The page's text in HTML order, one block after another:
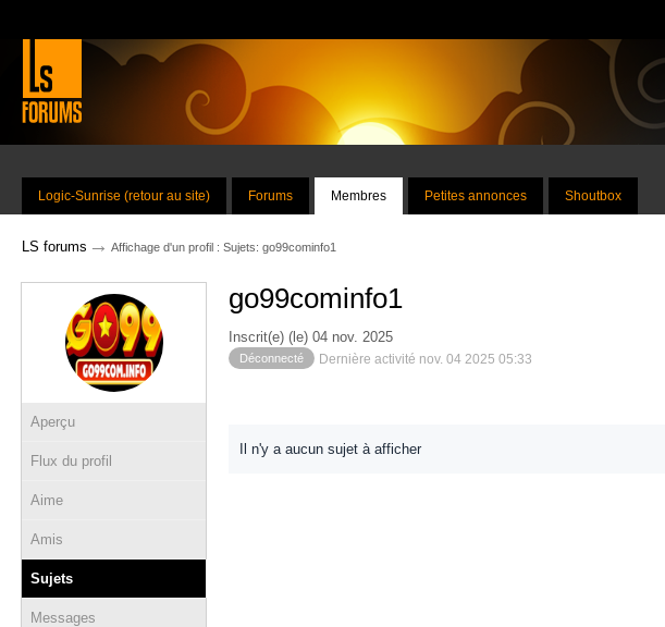
Logic-Sunrise (retour au site) Forums Membres Petites annonces Shoutbox
LS forums → Affichage d'un profil : Sujets: go99cominfo1
Aperçu
Flux du profil
Aime
Amis
Sujets
Messages
go99cominfo1
Inscrit(e) (le) 04 nov. 2025
Déconnecté Dernière activité nov. 04 2025 05:33
Il n'y a aucun sujet à afficher